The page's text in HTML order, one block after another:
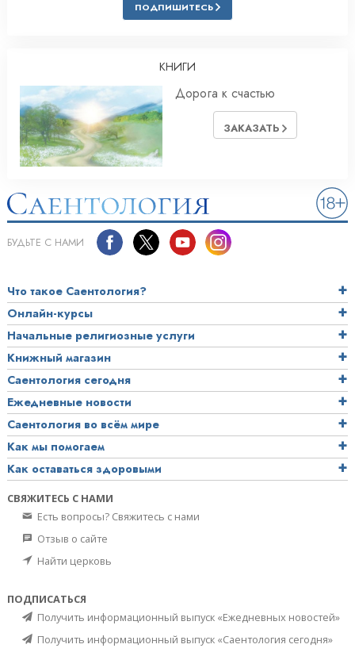
ПОДПИШИТЕСЬ
КНИГИ
Дорога к счастью
ЗАКАЗАТЬ
БУДЬТЕ С НАМИ
Что такое Саентология?
Онлайн-курсы
Начальные религиозные услуги
Книжный магазин
Саентология сегодня
Ежедневные новости
Саентология во всём мире
Как мы помогаем
Как оставаться здоровыми
СВЯЖИТЕСЬ С НАМИ
Есть вопросы? Свяжитесь с нами
Отзыв о сайте
Найти церковь
ПОДПИСАТЬСЯ
Получить информационный выпуск «Ежедневных новостей»
Получить информационный выпуск «Саентология сегодня»